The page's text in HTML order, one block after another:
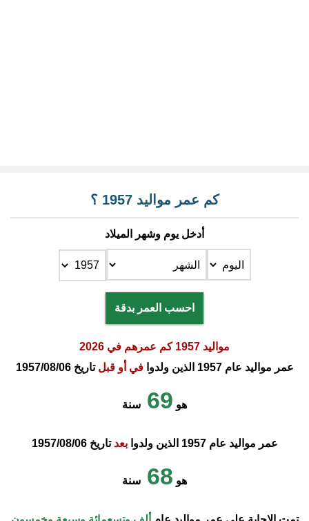
كم عمر مواليد 1957 ؟
أدخل يوم وشهر الميلاد
احسب العمر بدقة
مواليد 1957 كم عمرهم في 2026
عمر مواليد عام 1957 الذين ولدوا
في أو قبلتاريخ 1957/08/06
هو 69 سنة
عمر مواليد عام 1957 الذين ولدوا بعدتاريخ 1957/08/06
هو 68 سنة